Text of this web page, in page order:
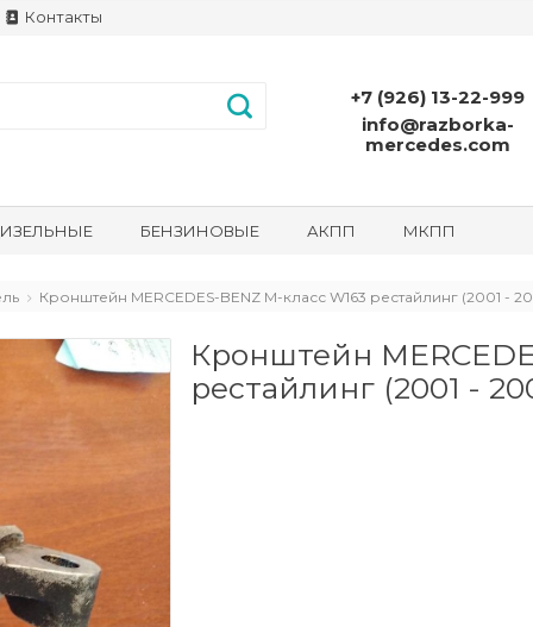
Контакты
+7 (926) 13-22-999
info@razborka-
mercedes.com
БЕНЗИНОВЫЕ АКПП МКПП
Кронштейн MERCEDES-BENZ M-класс W163 рестайлинг (2001 -
Кронштейн
рестайлинг (2001 -